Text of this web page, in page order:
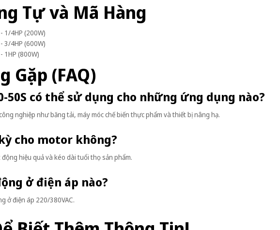
Tự và Mã Hàng
1/4HP (200W)
3/4HP (600W)
1HP (800W)
Gặp (FAQ)
50S có thể sử dụng cho những ứng dụng nào?
nghiệp như băng tải, máy móc chế biến thực phẩm và thiết bị nâng hạ.
cho motor không?
hiệu quả và kéo dài tuổi thọ sản phẩm.
ở điện áp nào?
ở điện áp 220/380VAC.